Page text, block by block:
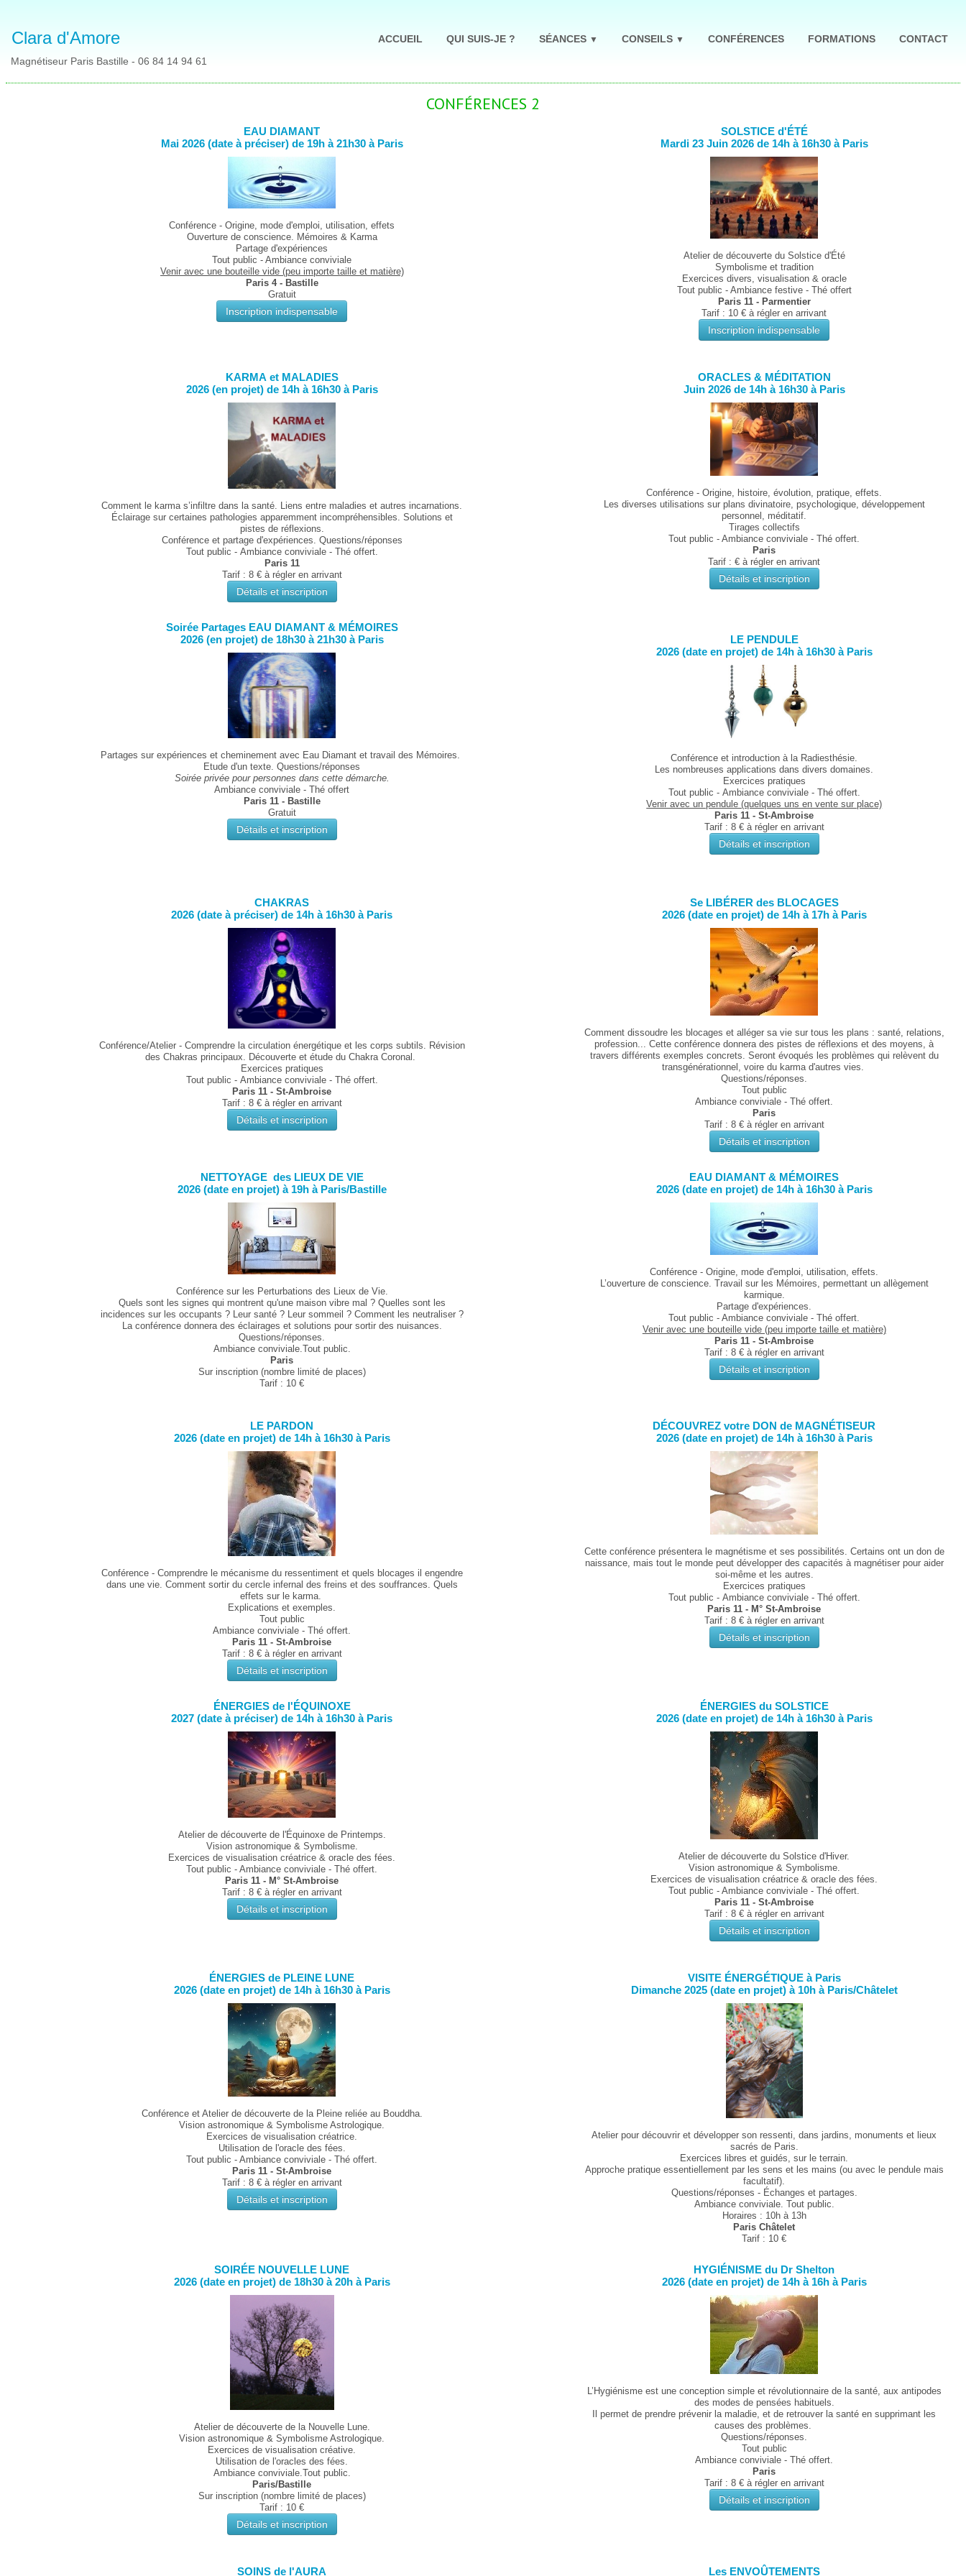
Clara d'Amore
Magnétiseur Paris Bastille - 06 84 14 94 61
ACCUEIL QUI SUIS-JE ? SÉANCES ▼ CONSEILS ▼ CONFÉRENCES FORMATIONS CONTACT
CONFÉRENCES 2
EAU DIAMANT
Mai 2026 (date à préciser) de 19h à 21h30 à Paris
Conférence - Origine, mode d'emploi, utilisation, effets
Ouverture de conscience. Mémoires & Karma
Partage d'expériences
Tout public - Ambiance conviviale
Venir avec une bouteille vide (peu importe taille et matière)
Paris 4 - Bastille
Gratuit
Inscription indispensable
SOLSTICE d'ÉTÉ
Mardi 23 Juin 2026 de 14h à 16h30 à Paris
Atelier de découverte du Solstice d'Été
Symbolisme et tradition
Exercices divers, visualisation & oracle
Tout public - Ambiance festive - Thé offert
Paris 11 - Parmentier
Tarif : 10 € à régler en arrivant
Inscription indispensable
KARMA et MALADIES
2026 (en projet) de 14h à 16h30 à Paris
Comment le karma s’infiltre dans la santé. Liens entre maladies et autres incarnations.
Éclairage sur certaines pathologies apparemment incompréhensibles. Solutions et
pistes de réflexions.
Conférence et partage d'expériences. Questions/réponses
Tout public - Ambiance conviviale - Thé offert.
Paris 11
Tarif : 8 € à régler en arrivant
Détails et inscription
ORACLES & MÉDITATION
Juin 2026 de 14h à 16h30 à Paris
Conférence - Origine, histoire, évolution, pratique, effets.
Les diverses utilisations sur plans divinatoire, psychologique, développement
personnel, méditatif.
Tirages collectifs
Tout public - Ambiance conviviale - Thé offert.
Paris
Tarif : € à régler en arrivant
Détails et inscription
Soirée Partages EAU DIAMANT & MÉMOIRES
2026 (en projet) de 18h30 à 21h30 à Paris
Partages sur expériences et cheminement avec Eau Diamant et travail des Mémoires.
Etude d'un texte. Questions/réponses
Soirée privée pour personnes dans cette démarche.
Ambiance conviviale - Thé offert
Paris 11 - Bastille
Gratuit
Détails et inscription
LE PENDULE
2026 (date en projet) de 14h à 16h30 à Paris
Conférence et introduction à la Radiesthésie.
Les nombreuses applications dans divers domaines.
Exercices pratiques
Tout public - Ambiance conviviale - Thé offert.
Venir avec un pendule (quelques uns en vente sur place)
Paris 11 - St-Ambroise
Tarif : 8 € à régler en arrivant
Détails et inscription
CHAKRAS
2026 (date à préciser) de 14h à 16h30 à Paris
Conférence/Atelier - Comprendre la circulation énergétique et les corps subtils. Révision
des Chakras principaux. Découverte et étude du Chakra Coronal.
Exercices pratiques
Tout public - Ambiance conviviale - Thé offert.
Paris 11 - St-Ambroise
Tarif : 8 € à régler en arrivant
Détails et inscription
Se LIBÉRER des BLOCAGES
2026 (date en projet) de 14h à 17h à Paris
Comment dissoudre les blocages et alléger sa vie sur tous les plans : santé, relations,
profession... Cette conférence donnera des pistes de réflexions et des moyens, à
travers différents exemples concrets. Seront évoqués les problèmes qui relèvent du
transgénérationnel, voire du karma d'autres vies.
Questions/réponses.
Tout public
Ambiance conviviale - Thé offert.
Paris
Tarif : 8 € à régler en arrivant
Détails et inscription
NETTOYAGE des LIEUX DE VIE
2026 (date en projet) à 19h à Paris/Bastille
Conférence sur les Perturbations des Lieux de Vie.
Quels sont les signes qui montrent qu'une maison vibre mal ? Quelles sont les
incidences sur les occupants ? Leur santé ? Leur sommeil ? Comment les neutraliser ?
La conférence donnera des éclairages et solutions pour sortir des nuisances.
Questions/réponses.
Ambiance conviviale.Tout public.
Paris
Sur inscription (nombre limité de places)
Tarif : 10 €
EAU DIAMANT & MÉMOIRES
2026 (date en projet) de 14h à 16h30 à Paris
Conférence - Origine, mode d'emploi, utilisation, effets.
L’ouverture de conscience. Travail sur les Mémoires, permettant un allègement
karmique.
Partage d'expériences.
Tout public - Ambiance conviviale - Thé offert.
Venir avec une bouteille vide (peu importe taille et matière)
Paris 11 - St-Ambroise
Tarif : 8 € à régler en arrivant
Détails et inscription
LE PARDON
2026 (date en projet) de 14h à 16h30 à Paris
Conférence - Comprendre le mécanisme du ressentiment et quels blocages il engendre
dans une vie. Comment sortir du cercle infernal des freins et des souffrances. Quels
effets sur le karma.
Explications et exemples.
Tout public
Ambiance conviviale - Thé offert.
Paris 11 - St-Ambroise
Tarif : 8 € à régler en arrivant
Détails et inscription
DÉCOUVREZ votre DON de MAGNÉTISEUR
2026 (date en projet) de 14h à 16h30 à Paris
Cette conférence présentera le magnétisme et ses possibilités. Certains ont un don de
naissance, mais tout le monde peut développer des capacités à magnétiser pour aider
soi-même et les autres.
Exercices pratiques
Tout public - Ambiance conviviale - Thé offert.
Paris 11 - M° St-Ambroise
Tarif : 8 € à régler en arrivant
Détails et inscription
ÉNERGIES de l'ÉQUINOXE
2027 (date à préciser) de 14h à 16h30 à Paris
Atelier de découverte de l'Équinoxe de Printemps.
Vision astronomique & Symbolisme.
Exercices de visualisation créatrice & oracle des fées.
Tout public - Ambiance conviviale - Thé offert.
Paris 11 - M° St-Ambroise
Tarif : 8 € à régler en arrivant
Détails et inscription
ÉNERGIES du SOLSTICE
2026 (date en projet) de 14h à 16h30 à Paris
Atelier de découverte du Solstice d'Hiver.
Vision astronomique & Symbolisme.
Exercices de visualisation créatrice & oracle des fées.
Tout public - Ambiance conviviale - Thé offert.
Paris 11 - St-Ambroise
Tarif : 8 € à régler en arrivant
Détails et inscription
ÉNERGIES de PLEINE LUNE
2026 (date en projet) de 14h à 16h30 à Paris
Conférence et Atelier de découverte de la Pleine reliée au Bouddha.
Vision astronomique & Symbolisme Astrologique.
Exercices de visualisation créatrice.
Utilisation de l'oracle des fées.
Tout public - Ambiance conviviale - Thé offert.
Paris 11 - St-Ambroise
Tarif : 8 € à régler en arrivant
Détails et inscription
VISITE ÉNERGÉTIQUE à Paris
Dimanche 2025 (date en projet) à 10h à Paris/Châtelet
Atelier pour découvrir et développer son ressenti, dans jardins, monuments et lieux
sacrés de Paris.
Exercices libres et guidés, sur le terrain.
Approche pratique essentiellement par les sens et les mains (ou avec le pendule mais
facultatif).
Questions/réponses - Échanges et partages.
Ambiance conviviale. Tout public.
Horaires : 10h à 13h
Paris Châtelet
Tarif : 10 €
SOIRÉE NOUVELLE LUNE
2026 (date en projet) de 18h30 à 20h à Paris
Atelier de découverte de la Nouvelle Lune.
Vision astronomique & Symbolisme Astrologique.
Exercices de visualisation créative.
Utilisation de l'oracles des fées.
Ambiance conviviale.Tout public.
Paris/Bastille
Sur inscription (nombre limité de places)
Tarif : 10 €
Détails et inscription
HYGIÉNISME du Dr Shelton
2026 (date en projet) de 14h à 16h à Paris
L’Hygiénisme est une conception simple et révolutionnaire de la santé, aux antipodes
des modes de pensées habituels.
Il permet de prendre prévenir la maladie, et de retrouver la santé en supprimant les
causes des problèmes.
Questions/réponses.
Tout public
Ambiance conviviale - Thé offert.
Paris
Tarif : 8 € à régler en arrivant
Détails et inscription
SOINS de l'AURA Les ENVOÛTEMENTS